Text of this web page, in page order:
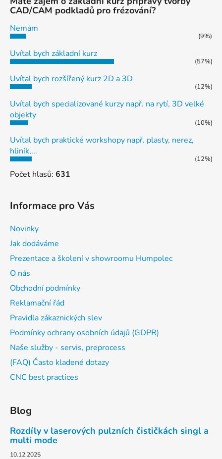
CAD/CAM podkladů pro frézování?
Nemám
(9%)
Uvítal bych základní kurz
(57%)
Uvítal bych rozšířený kurz 2D a 3D
(12%)
Uvítal bych specializované kurzy např. na rytí, 3D velké
objekty
(10%)
Uvítal bych praktické workshopy např. plasty, nerez,
hliník,...
(12%)
Počet hlasů: 631
Informace pro Vás
Novinky
Jak dodáváme
Prezentace a školení v showroomu Humpolec
O nás
Obchodní podmínky
Reklamační řád
Pravidla zákaznických slev
Podmínky ochrany osobních údajů (GDPR)
Naše služby - servis, preprocess
(FAQ) Často kladené dotazy
CNC best practices
Blog
Rozdíly v laserových pulzních čističkách singl a
multi mode
10.12.2025